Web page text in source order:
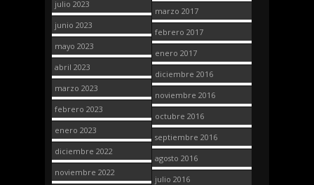
julio 2023
junio 2023
mayo 2023
abril 2023
marzo 2023
febrero 2023
enero 2023
diciembre 2022
noviembre 2022
marzo 2017
febrero 2017
enero 2017
diciembre 2016
noviembre 2016
octubre 2016
septiembre 2016
agosto 2016
julio 2016